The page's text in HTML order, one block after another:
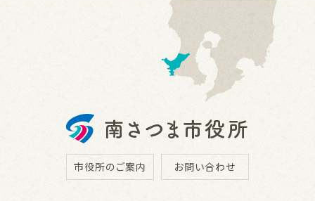
市役所のご案内 お問い合わせ